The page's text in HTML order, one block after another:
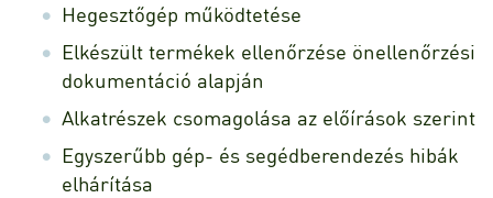
Hegesztőgép működtetése
Elkészült termékek ellenőrzése önellenőrzési
dokumentáció alapján
Alkatrészek csomagolása az előírások szerint
Egyszerűbb gép- és segédberendezés hibák
elhárítása